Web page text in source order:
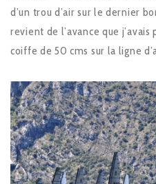
d’un trou d’air sur le dernier
revient de l’avance que
coiffe de 50 cms sur la ligne